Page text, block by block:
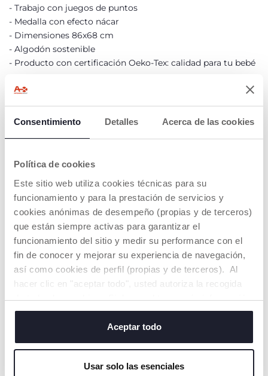
Consentimiento Detalles Acerca de las cookies
Política de cookies
Este sitio web utiliza cookies técnicas para su
funcionamiento y para la prestación de servicios y
cookies anónimas de desempeño (propias y de terceros)
que están siempre activas para garantizar el
funcionamiento del sitio y medir su performance con el
fin de conocer y mejorar su experiencia de navegación,
así como cookies de perfil (propias y de terceros). Al
hacer clic en "aceptar todo", usted autoriza la recogida
de todas las cookies. Si desea obtener más información
o cambiar o revocar el consentimiento de todas o
algunas cookies, haga clic en "mostrar detalles". Al
cerrar este banner, usted consiente en utilizar
servicio solicitado.
Aceptar todo
Usar solo las esenciales
Trabajo con juegos de puntos
Medalla con efecto nácar
Dimensiones 86x68 cm
Algodón sostenible
Producto con certificación Oeko-Tex: calidad para tu bebé
Oeko-Tex
Algodón
DETALLES DEL PRODUCTO
ADVERTENCIAS E INSTRUCCIONES
COMPROMISO CHICCO
NUESTRO ALGODÓN ES… ¡SOSTENIBLE!
Algodón cultivado según un programa cuyo objetivo es
introducir en el mercado hilos certificados de algodón
Toda la cadena de suministro y producción está trazada y
sigue las mismas medidas de sostenibilidad